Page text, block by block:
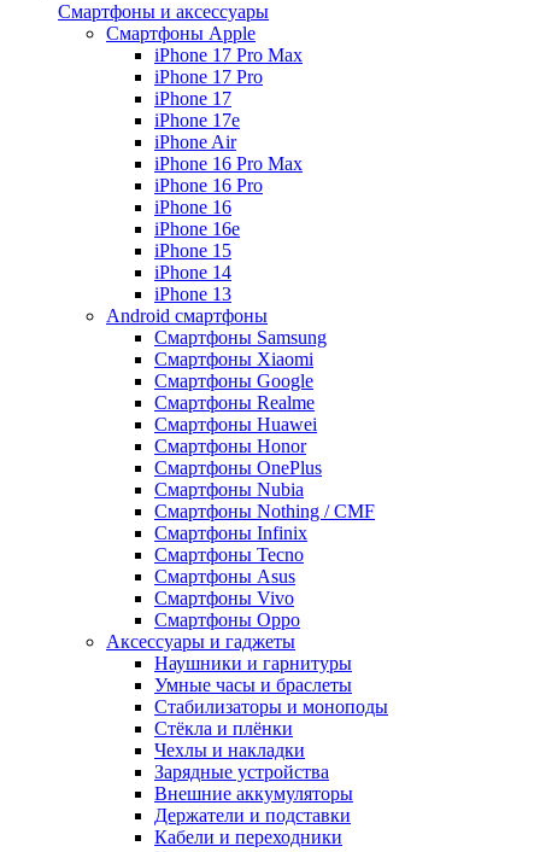
Смартфоны и аксессуары
Смартфоны Apple
iPhone 17 Pro Max
iPhone 17 Pro
iPhone 17
iPhone 17e
iPhone Air
iPhone 16 Pro Max
iPhone 16 Pro
iPhone 16
iPhone 16e
iPhone 15
iPhone 14
iPhone 13
Android cмартфоны
Смартфоны Samsung
Смартфоны Xiaomi
Смартфоны Google
Смартфоны Realme
Смартфоны Huawei
Смартфоны Honor
Смартфоны OnePlus
Смартфоны Nubia
Смартфоны Nothing / CMF
Смартфоны Infinix
Смартфоны Tecno
Смартфоны Asus
Смартфоны Vivo
Смартфоны Oppo
Аксессуары и гаджеты
Наушники и гарнитуры
Умные часы и браслеты
Стабилизаторы и моноподы
Стёкла и плёнки
Чехлы и накладки
Зарядные устройства
Внешние аккумуляторы
Держатели и подставки
Кабели и переходники